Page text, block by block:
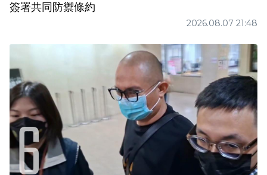
簽署共同防禦條約
2026.08.07 21:48